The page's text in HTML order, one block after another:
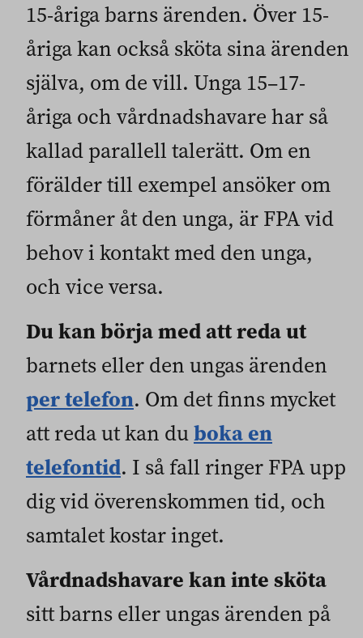
15-åriga barns ärenden. Över 15-
åriga kan också sköta sina ärenden
själva, om de vill. Unga 15–17-
åriga och vårdnadshavare har så
kallad parallell talerätt. Om en
förälder till exempel ansöker om
förmåner åt den unga, är FPA vid
behov i kontakt med den unga,
och vice versa.
Du kan börja med att reda ut
barnets eller den ungas ärenden
per telefon. Om det finns mycket
att reda ut kan duboka en
telefontid. I så fall ringer FPA upp
dig vid överenskommen tid, och
samtalet kostar inget.
Vårdnadshavare kan inte sköta
sitt barns eller ungas ärenden på